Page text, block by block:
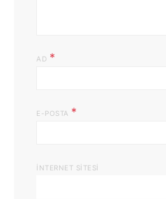
AD *
E-POSTA *
İNTERNET SITESI